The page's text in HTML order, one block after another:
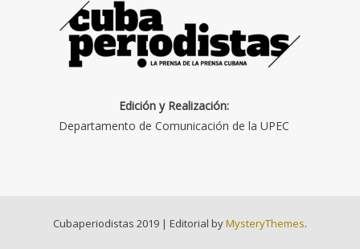
Edición y Realización:
Departamento de Comunicación de la UPEC
Cubaperiodistas 2019 | Editorial byMysteryThemes.